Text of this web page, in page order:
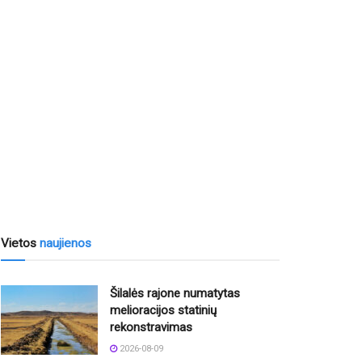
Vietos naujienos
Šilalės rajone numatytas
melioracijos statinių
rekonstravimas
2026-08-09